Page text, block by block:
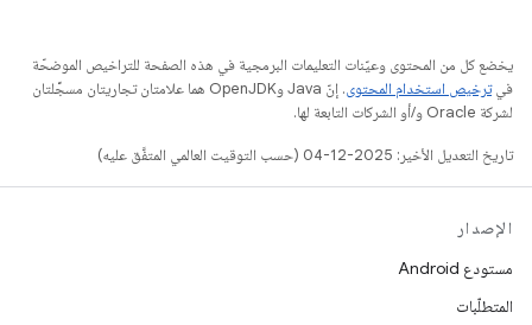
يخضع كل من المحتوى وعيّنات التعليمات البرمجية في هذه الصفحة للتراخيص الموضحّة
فيترخيص استخدام المحتوى
. إنّ Java وOpenJDK هما علامتان تجاريتان مسجَّلتان
لشركة Oracle و/أو الشركات التابعة لها.
تاريخ التعديل الأخير: 2025-12-04 (حسب التوقيت العالمي المتفَّق عليه)
الإصدار
مستودع Android
المتطلّبات